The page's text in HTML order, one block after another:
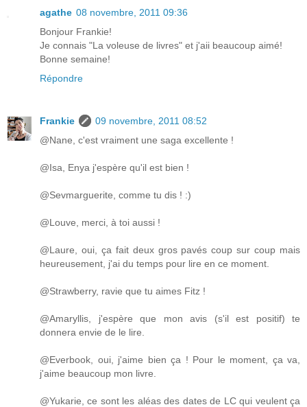
agathe 08 novembre, 2011 09:36
Bonjour Frankie!
Je connais "La voleuse de livres" et j'aii beaucoup aimé!
Bonne semaine!
Répondre
Frankie
09 novembre, 2011 08:52
@Nane, c'est vraiment une saga excellente !
@Isa, Enya j'espère qu'il est bien !
@Sevmarguerite, comme tu dis ! :)
@Louve, merci, à toi aussi !
@Laure, oui, ça fait deux gros pavés coup sur coup mais
heureusement, j'ai du temps pour lire en ce moment.
@Strawberry, ravie que tu aimes Fitz !
@Amaryllis, j'espère que mon avis (s'il est positif) te
donnera envie de le lire.
@Everbook, oui, j'aime bien ça ! Pour le moment, ça va,
j'aime beaucoup mon livre.
@Yukarie, ce sont les aléas des dates de LC qui veulent ça